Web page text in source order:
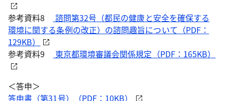
参考資料8
諮問第32号（都民の健康と安全を確保する
環境に関する条例の改正）の諮問趣旨について（PDF：
129KB）
参考資料9
東京都環境審議会関係規定（PDF：165KB）
＜答申＞
答申書（第31号）（PDF：10KB）